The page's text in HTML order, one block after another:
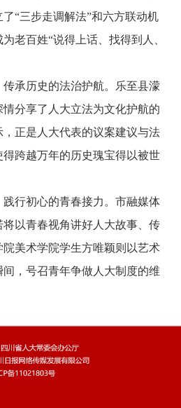
“三步走调解法”和六方联动机
老百姓“说得上话、找得到人、
承历史的法治护航。乐至县濛
分享了人大立法为文化护航的
正是人大代表的议案建议与法
跨越万年的历史瑰宝得以被世
行初心的青春接力。市融媒体
以青春视角讲好人大故事、传
美术学院学生方唯颖则以艺术
，号召青年争做人大制度的维